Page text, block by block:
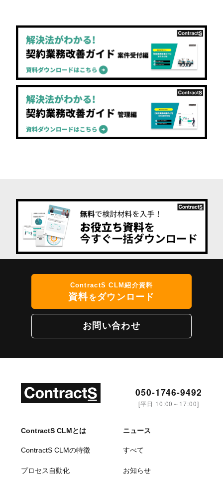
ContractS CLM紹介資料
資料をダウンロード
お問い合わせ
050-1746-9492
[平日 10:00～17:00]
ContractS CLMとは
ContractS CLMの特徴
プロセス自動化
ニュース
すべて
お知らせ